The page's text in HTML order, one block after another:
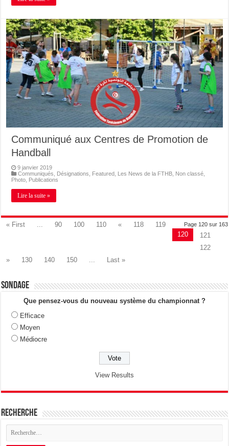
Communiqué aux Centres de Promotion de
Handball
9 janvier 2019
Communiqués
Désignations Featured Les News de la FTHB Non classé
Photo Publications
Lire la suite »
Page 120 sur 163
« First 90 100 110 « 118
119
120
121
122
»
130 140 150 Last »
Sondage
Que pensez-vous du nouveau système du championnat ?
Efficace
Moyen
Médiocre
View Results
Recherche